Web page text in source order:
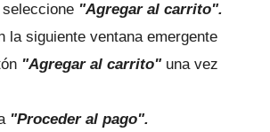
seleccione "Agregar al carrito".
la siguiente ventana emergente
"Agregar al carrito" una vez
"Proceder al pago".